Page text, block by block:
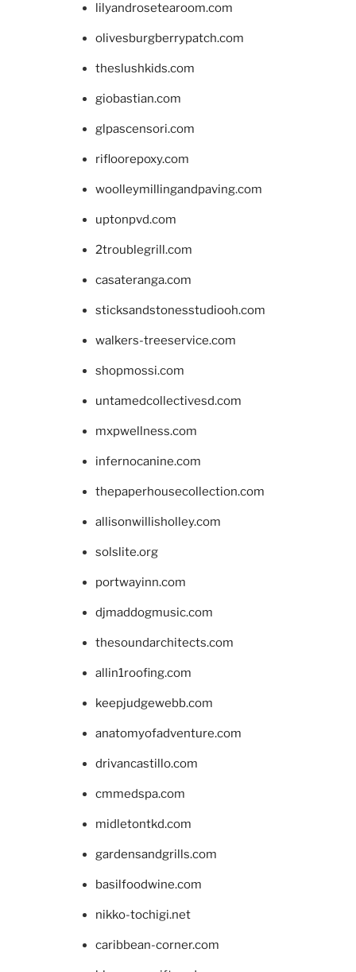
lilyandrosetearoom.com
olivesburgberrypatch.com
theslushkids.com
giobastian.com
glpascensori.com
rifloorepoxy.com
woolleymillingandpaving.com
uptonpvd.com
2troublegrill.com
casateranga.com
sticksandstonesstudiooh.com
walkers-treeservice.com
shopmossi.com
untamedcollectivesd.com
mxpwellness.com
infernocanine.com
thepaperhousecollection.com
allisonwillisholley.com
solslite.org
portwayinn.com
djmaddogmusic.com
thesoundarchitects.com
allin1roofing.com
keepjudgewebb.com
anatomyofadventure.com
drivancastillo.com
cmmedspa.com
midletontkd.com
gardensandgrills.com
basilfoodwine.com
nikko-tochigi.net
caribbean-corner.com